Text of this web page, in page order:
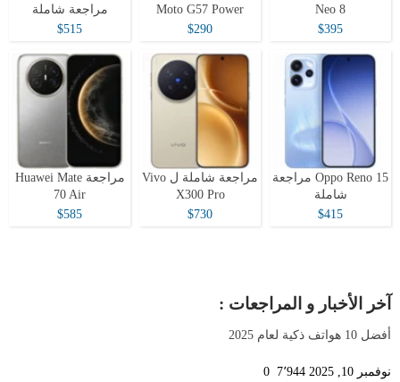
Neo 8
$395
Moto G57 Power
$290
مراجعة شاملة
$515
Oppo Reno 15 مراجعة
شاملة
$415
مراجعة شاملة ل Vivo
X300 Pro
$730
مراجعة Huawei Mate
70 Air
$585
آخر الأخبار و المراجعات :
أفضل 10 هواتف ذكية لعام 2025
نوفمبر 10, 2025 7٬944